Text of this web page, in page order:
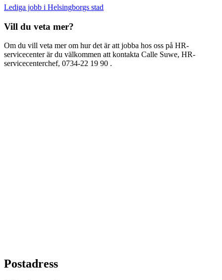
Lediga jobb i Helsingborgs stad
Vill du veta mer?
Om du vill veta mer om hur det är att jobba hos oss på HR-
servicecenter är du välkommen att kontakta Calle Suwe, HR-
servicecenterchef, 0734-22 19 90 .
Postadress